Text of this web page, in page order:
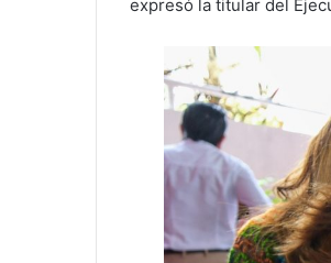
expresó la titular del